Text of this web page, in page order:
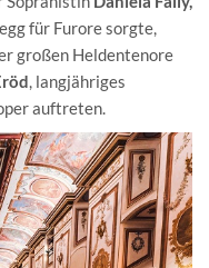
für Furore sorgte,
großen Heldentenore
, langjähriges
auftreten.